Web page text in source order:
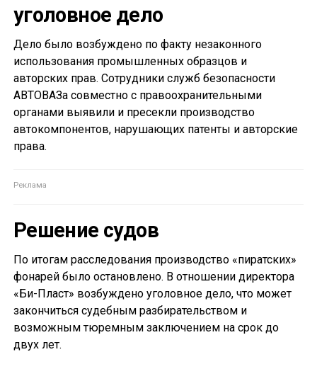
уголовное дело
Дело было возбуждено по факту незаконного
использования промышленных образцов и
авторских прав. Сотрудники служб безопасности
АВТОВАЗа совместно с правоохранительными
органами выявили и пресекли производство
автокомпонентов, нарушающих патенты и авторские
права.
Решение судов
По итогам расследования производство «пиратских»
фонарей было остановлено. В отношении директора
«Би-Пласт» возбуждено уголовное дело, что может
закончиться судебным разбирательством и
возможным тюремным заключением на срок до
двух лет.